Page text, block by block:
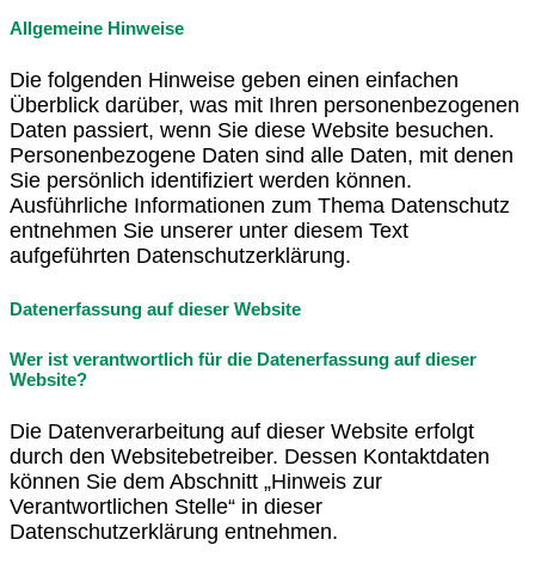
Allgemeine Hinweise
Die folgenden Hinweise geben einen einfachen
Überblick darüber, was mit Ihren personenbezogenen
Daten passiert, wenn Sie diese Website besuchen.
Personenbezogene Daten sind alle Daten, mit denen
Sie persönlich identifiziert werden können.
Ausführliche Informationen zum Thema Datenschutz
entnehmen Sie unserer unter diesem Text
aufgeführten Datenschutzerklärung.
Datenerfassung auf dieser Website
Wer ist verantwortlich für die Datenerfassung auf dieser
Website?
Die Datenverarbeitung auf dieser Website erfolgt
durch den Websitebetreiber. Dessen Kontaktdaten
können Sie dem Abschnitt „Hinweis zur
Verantwortlichen Stelle“ in dieser
Datenschutzerklärung entnehmen.